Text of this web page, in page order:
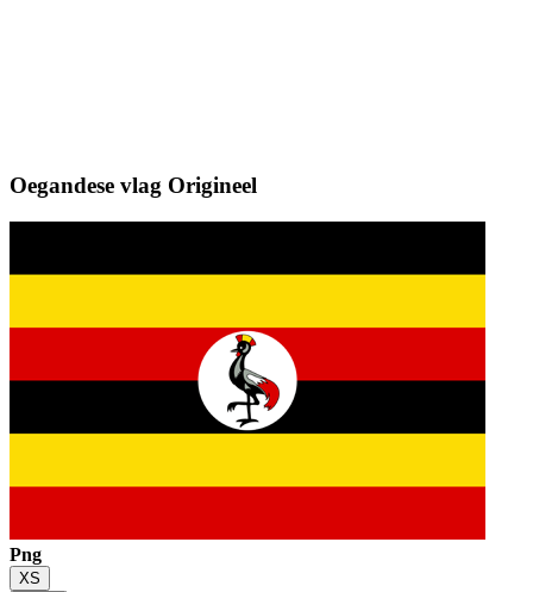
Oegandese vlag Origineel
Png
XS